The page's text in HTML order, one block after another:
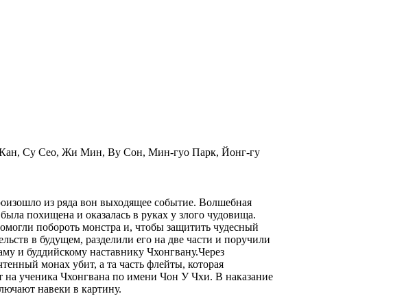
Су Сео, Жи Мин, Ву Сон, Мин-гуо Парк, Йонг-гу
из ряда вон выходящее событие. Волшебная
похищена и оказалась в руках у злого чудовища.
побороть монстра и, чтобы защитить чудесный
в будущем, разделили его на две части и поручили
и буддийскому наставнику Чхонгвану.Через
монах убит, а та часть флейты, которая
на ученика Чхонгвана по имени Чон У Чхи. В наказание
навеки в картину.